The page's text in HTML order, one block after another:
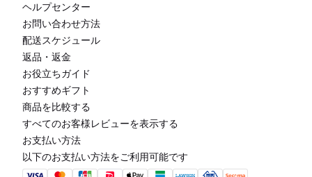
ヘルプセンター
お問い合わせ方法
配送スケジュール
返品・返金
お役立ちガイド
おすすめギフト
商品を比較する
すべてのお客様レビューを表示する
お支払い方法
以下のお支払い方法をご利用可能です